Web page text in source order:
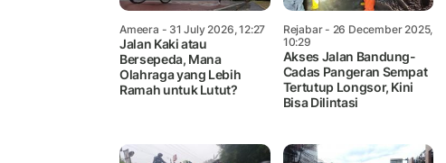
Ameera - 31 July 2026, 12:27
Jalan Kaki atau
Bersepeda, Mana
Olahraga yang Lebih
Ramah untuk Lutut?
Rejabar- 26 December 2025,
10:29
Akses Jalan Bandung-
Cadas Pangeran Sempat
Tertutup Longsor, Kini
Bisa Dilintasi